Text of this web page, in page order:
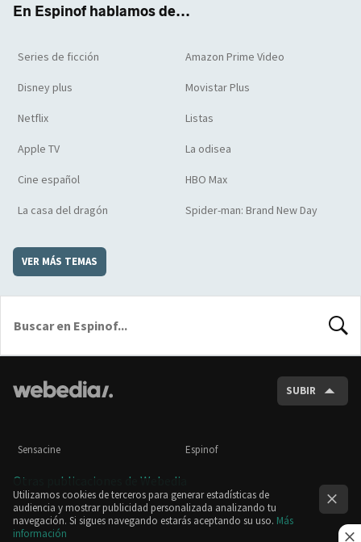
En Espinof hablamos de...
Series de ficción Amazon Prime Video
Disney plus Movistar Plus
Netflix Listas
Apple TV La odisea
Cine español HBO Max
La casa del dragón Spider-man: Brand New Day
VER MÁS TEMAS
SUBIR
Sensacine Espinof
Otras publicaciones de Webedia
Utilizamos cookies de terceros para generar estadísticas de
audiencia y mostrar publicidad personalizada analizando tu
navegación. Si sigues navegando estarás aceptando su uso. Más
información